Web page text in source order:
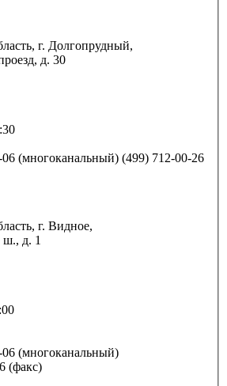
г. Долгопрудный,
д. 30
(499) 712-00-26
г. Видное,
ш., д. 1
(многоканальный)
(факс)